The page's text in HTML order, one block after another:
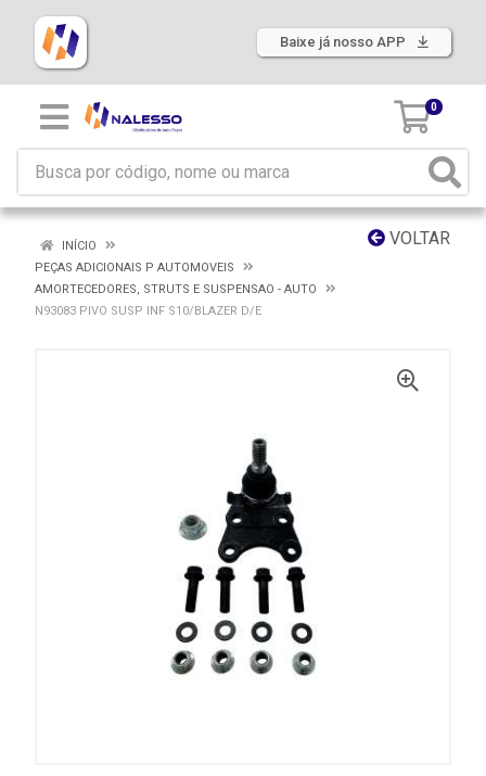
Baixe já nosso APP
0
VOLTAR
INÍCIO
PEÇAS ADICIONAIS P AUTOMOVEIS
AMORTECEDORES, STRUTS E SUSPENSAO - AUTO
N93083 PIVO SUSP INF S10/BLAZER D/E